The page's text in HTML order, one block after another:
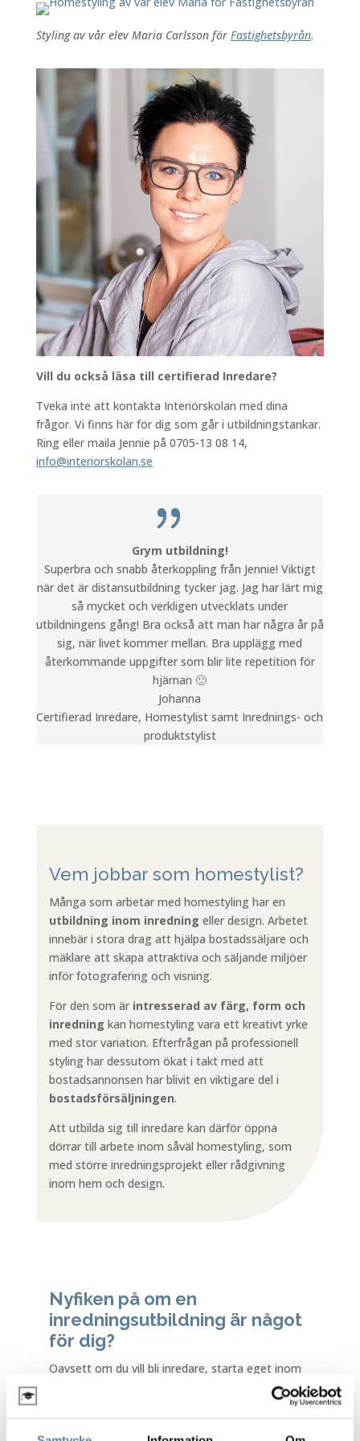
Styling av vår elev Maria Carlsson för Fastighetsbyrån.
Vill du också läsa till certifierad Inredare?
Tveka inte att kontakta Interiörskolan med dina
frågor. Vi finns här för dig som går i utbildningstankar.
Ring eller maila Jennie på 0705-13 08 14,
info@interiorskolan.se
Grym utbildning!
Superbra och snabb återkoppling från Jennie! Viktigt
när det är distansutbildning tycker jag. Jag har lärt mig
så mycket och verkligen utvecklats under
utbildningens gång! Bra också att man har några år på
sig, när livet kommer mellan. Bra upplägg med
återkommande uppgifter som blir lite repetition för
hjärnan 🙂
Johanna
Certifierad Inredare, Homestylist samt Inrednings- och
produktstylist
Vem jobbar som homestylist?
Många som arbetar med homestyling har en
utbildning inom inredning eller design. Arbetet
innebär i stora drag att hjälpa bostadssäljare och
mäklare att skapa attraktiva och säljande miljöer
inför fotografering och visning.
För den som är intresserad av färg, form och
inredning kan homestyling vara ett kreativt yrke
med stor variation. Efterfrågan på professionell
styling har dessutom ökat i takt med att
bostadsannonsen har blivit en viktigare del i
bostadsförsäljningen.
Att utbilda sig till inredare kan därför öppna
dörrar till arbete inom såväl homestyling, som
med större inredningsprojekt eller rådgivning
inom hem och design.
Nyfiken på om en
inredningsutbildning är något
för dig?
Oavsett om du vill bli inredare, starta eget inom
inredning eller läsa en inredningsutbildning på
distans för intresses skull, ger Interiörskolan dig